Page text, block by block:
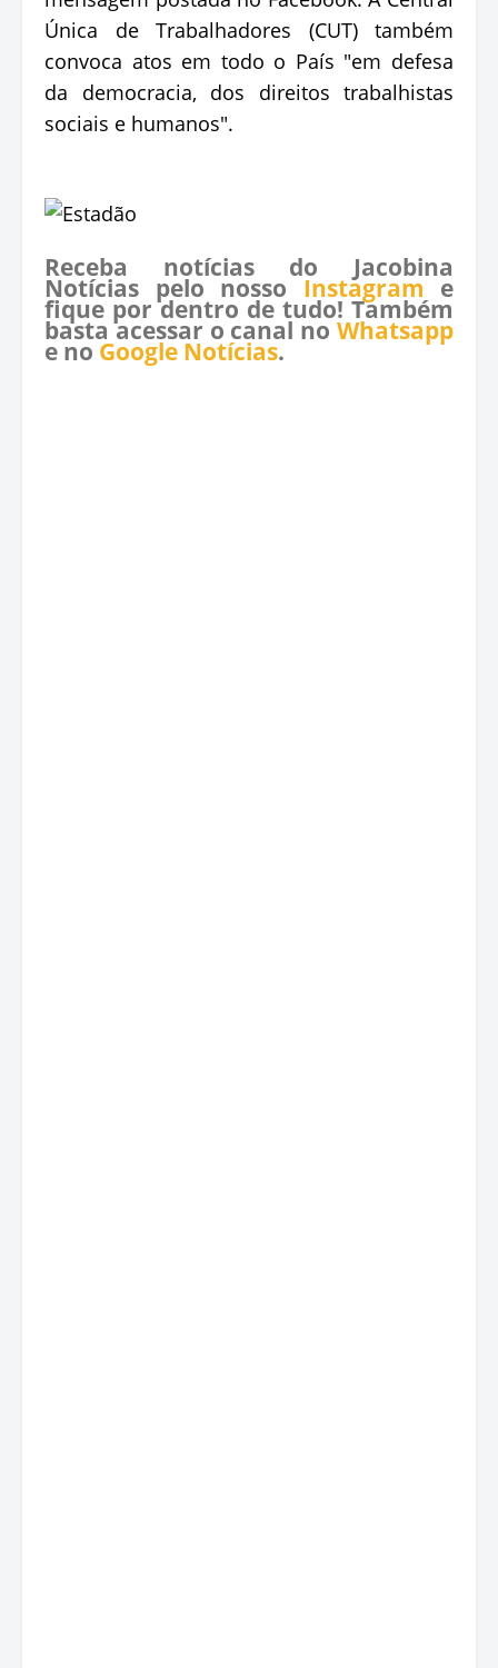
Única de Trabalhadores (CUT) também
convoca atos em todo o País "em defesa
da democracia, dos direitos trabalhistas
sociais e humanos".
Receba notícias do Jacobina
Notícias pelo nosso Instagram e
fique por dentro de tudo! Também
basta acessar o canal no Whatsapp
e no Google Notícias.